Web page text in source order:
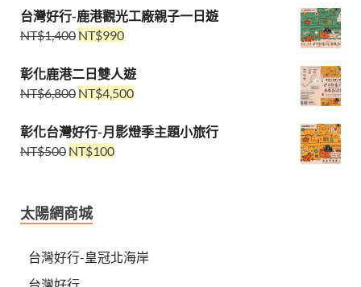
台灣好行-鹿港觀光工廠親子一日遊
NT$1,400 NT$990
彰化鹿港二日雙人遊
NT$6,800 NT$4,500
彰化台灣好行-月影燈季主題小旅行
NT$500 NT$100
太陽網商城
台灣好行-皇冠北海岸